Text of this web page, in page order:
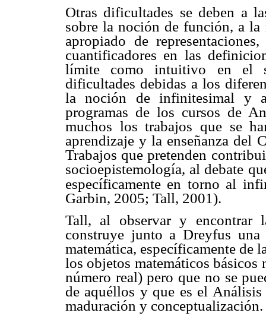
Otras dificultades se deben a
sobre la noción de función, a
apropiado de
cuantificadores en las
límite como intuitivo en el
dificultades debidas a los
la noción de infinitesimal y
programas de los cursos de
muchos los trabajos que se
aprendizaje y la enseñanza del
Trabajos que pretenden
socioepistemología, al debate
específicamente en torno al
Garbin, 2005; Tall, 2001).
Tall, al observar y encontrar
construye junto a Dreyfus
matemática, específicamente de
los objetos matemáticos
número real) pero que no se
de aquéllos y que es el
maduración y conceptualización.